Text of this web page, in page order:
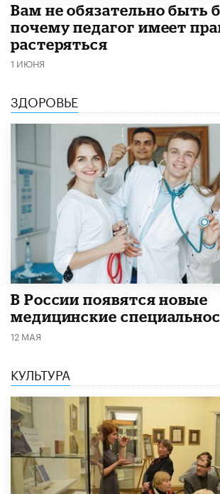
​Вам не обязательно быть
почему педагог имеет
растеряться
1 ИЮНЯ
ЗДОРОВЬЕ
В России появятся новые
медицинские
12 МАЯ
КУЛЬТУРА